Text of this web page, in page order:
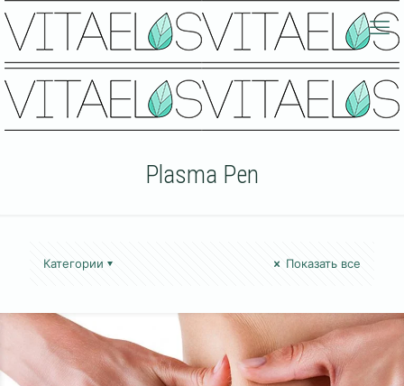
Plasma Pen
Категории Показать все